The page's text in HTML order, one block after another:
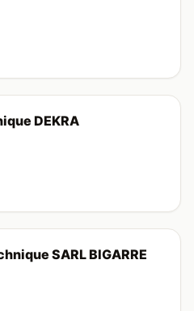
DEKRA
SARL BIGARRE